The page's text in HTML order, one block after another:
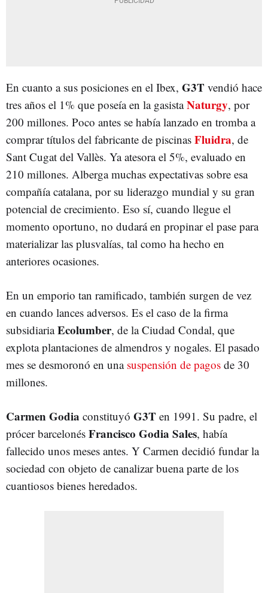
En cuanto a sus posiciones en el Ibex, G3T vendió hace
tres años el 1% que poseía en la gasistaNaturgy, por
200 millones. Poco antes se había lanzado en tromba a
comprar títulos del fabricante de piscinas Fluidra, de
Sant Cugat del Vallès. Ya atesora el 5%, evaluado en
210 millones. Alberga muchas expectativas sobre esa
compañía catalana, por su liderazgo mundial y su gran
potencial de crecimiento. Eso sí, cuando llegue el
momento oportuno, no dudará en propinar el pase para
materializar las plusvalías, tal como ha hecho en
anteriores ocasiones.
En un emporio tan ramificado, también surgen de vez
en cuando lances adversos. Es el caso de la firma
subsidiariaEcolumber, de la Ciudad Condal, que
explota plantaciones de almendros y nogales. El pasado
mes se desmoronó en unasuspensión de pagos de 30
millones.
Carmen Godia constituyó G3T en 1991. Su padre, el
prócer barcelonés Francisco Godia Sales, había
fallecido unos meses antes. Y Carmen decidió fundar la
sociedad con objeto de canalizar buena parte de los
cuantiosos bienes heredados.